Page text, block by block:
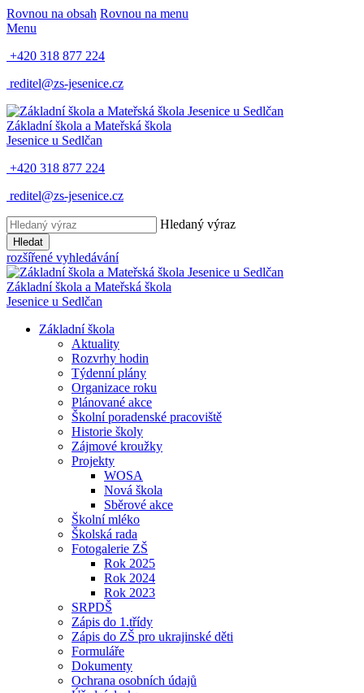
Rovnou na obsah Rovnou na menu
Menu
+420 318 877 224
reditel@zs-jesenice.cz
Základní škola a Mateřská škola
Jesenice u Sedlčan
+420 318 877 224
reditel@zs-jesenice.cz
Hledaný výraz
Hledat
rozšířené vyhledávání
Základní škola a Mateřská škola
Jesenice u Sedlčan
Základní škola
Aktuality
Rozvrhy hodin
Týdenní plány
Organizace roku
Plánované akce
Školní poradenské pracoviště
Historie školy
Zájmové kroužky
Projekty
WOSA
Nová škola
Sběrové akce
Školní mléko
Školská rada
Fotogalerie ZŠ
Rok 2025
Rok 2024
Rok 2023
SRPDŠ
Zápis do 1.třídy
Zápis do ZŠ pro ukrajinské děti
Formuláře
Dokumenty
Ochrana osobních údajů